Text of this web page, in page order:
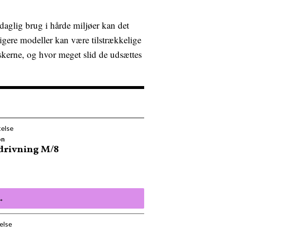
brug i hårde miljøer kan det
modeller kan være tilstrækkelige
og hvor meget slid de udsættes
M/8